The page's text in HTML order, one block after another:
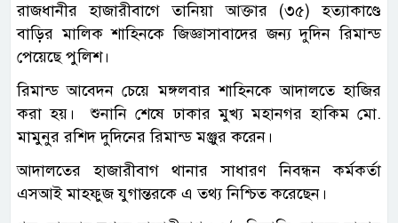
রাজধানীর হাজারীবাগে তানিয়া আক্তার (৩৫) হত্যাকাণ্ডে
বাড়ির মালিক শাহিনকে জিজ্ঞাসাবাদের জন্য দুদিন রিমান্ড
পেয়েছে পুলিশ।
রিমান্ড আবেদন চেয়ে মঙ্গলবার শাহিনকে আদালতে হাজির
করা হয়। শুনানি শেষে ঢাকার মুখ্য মহানগর হাকিম মো.
মামুনুর রশিদ দুদিনের রিমান্ড মঞ্জুর করেন।
আদালতের হাজারীবাগ থানার সাধারণ নিবন্ধন কর্মকর্তা
এসআই মাহফুজ যুগান্তরকে এ তথ্য নিশ্চিত করেছেন।